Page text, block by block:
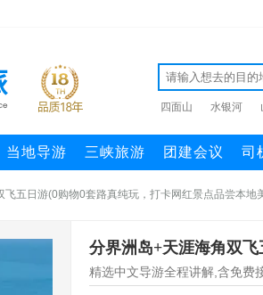
四面山 水银河
当地导游 三峡旅游 团建会议 司
飞五日游(0购物0套路真纯玩，打卡网红景点品尝本地
分界洲岛+天涯海角双飞
精选中文导游全程讲解,含免费